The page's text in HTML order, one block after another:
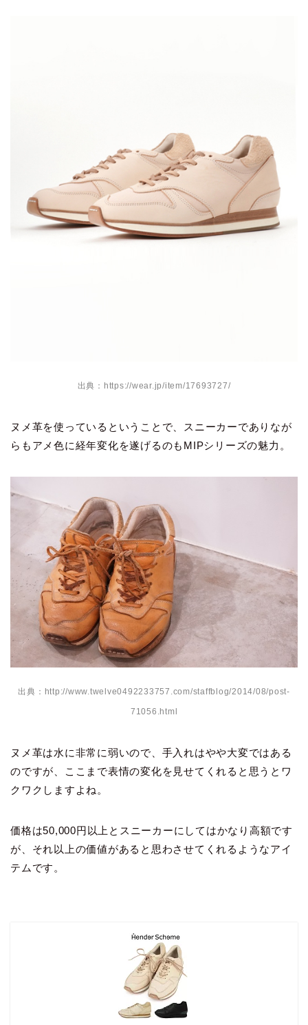
出典：https://wear.jp/item/17693727/
ヌメ革を使っているということで、スニーカーでありなが
らもアメ色に経年変化を遂げるのもMIPシリーズの魅力。
出典：http://www.twelve0492233757.com/staffblog/2014/08/post-
71056.html
ヌメ革は水に非常に弱いので、手入れはやや大変ではある
のですが、ここまで表情の変化を見せてくれると思うとワ
クワクしますよね。
価格は50,000円以上とスニーカーにしてはかなり高額です
が、それ以上の価値があると思わさせてくれるようなアイ
テムです。